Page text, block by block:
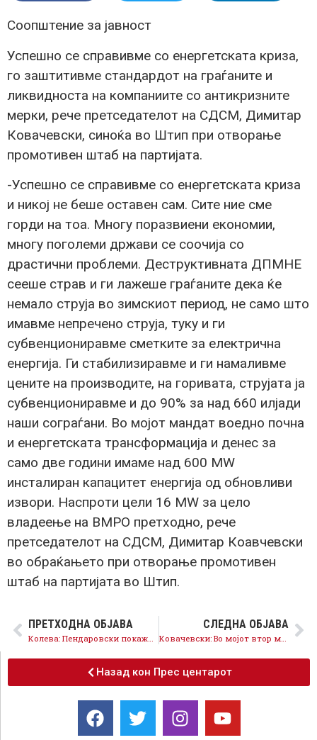
Соопштение за јавност
Успешно се справивме со енергетската криза,
го заштитивме стандардот на граѓаните и
ликвидноста на компаниите со антикризните
мерки, рече претседателот на СДСМ, Димитар
Ковачевски, синоќа во Штип при отворање
промотивен штаб на партијата.
-Успешно се справивме со енергетската криза
и никој не беше оставен сам. Сите ние сме
горди на тоа. Многу поразвиени економии,
многу поголеми држави се соочија со
драстични проблеми. Деструктивната ДПМНЕ
сееше страв и ги лажеше граѓаните дека ќе
немало струја во зимскиот период, не само што
имавме непречено струја, туку и ги
субвенциониравме сметките за електрична
енергија. Ги стабилизиравме и ги намаливме
цените на производите, на горивата, струјата ја
субвенциониравме и до 90% за над 660 илјади
наши сограѓани. Во мојот мандат воедно почна
и енергетската трансформација и денес за
само две години имаме над 600 МW
инсталиран капацитет енергија од обновливи
извори. Наспроти цели 16 МW за цело
владеење на ВМРО претходно, рече
претседателот на СДСМ, Димитар Коавчевски
во обраќањето при отворање промотивен
штаб на партијата во Штип.
ПРЕТХОДНА ОБЈАВА
Колева: Пендаровски покажа дека е претседател на сите граѓани во државата
СЛЕДНА ОБЈАВА
Ковачевски: Во мојот втор мандат како премиер 1.000 евра просечна плата и минимална плата од 600 евра
Назад кон Прес центарот